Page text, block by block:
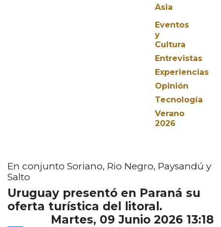
Asia
Eventos
y
Cultura
Entrevistas
Experiencias
Opinión
Tecnología
Verano
2026
En conjunto Soriano, Rio Negro, Paysandú y
Salto
Uruguay presentó en Paraná su
oferta turística del litoral.
Martes, 09 Junio 2026 13:18